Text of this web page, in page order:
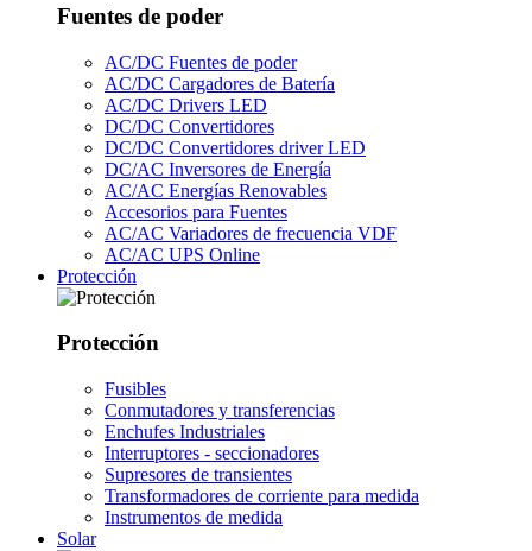
Fuentes de poder
AC/DC Fuentes de poder
AC/DC Cargadores de Batería
AC/DC Drivers LED
DC/DC Convertidores
DC/DC Convertidores driver LED
DC/AC Inversores de Energía
AC/AC Energías Renovables
Accesorios para Fuentes
AC/AC Variadores de frecuencia VDF
AC/AC UPS Online
Protección
Protección
Fusibles
Conmutadores y transferencias
Enchufes Industriales
Interruptores - seccionadores
Supresores de transientes
Transformadores de corriente para medida
Instrumentos de medida
Solar